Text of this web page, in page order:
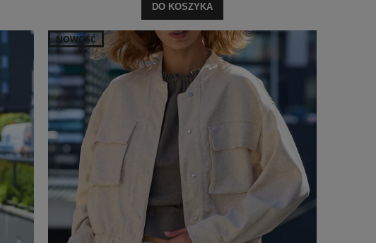
DO KOSZYKA
NOWOŚĆ